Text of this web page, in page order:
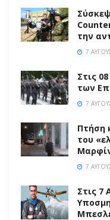
την
7
Στις
των
7
Πτήση
του
7
Στις 7